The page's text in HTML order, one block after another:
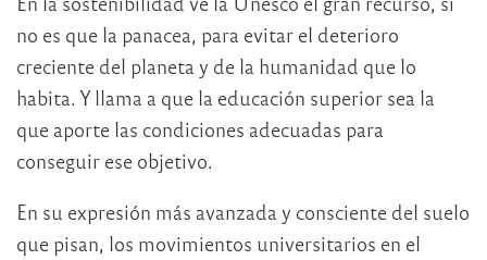
no es que la panacea, para evitar el deterioro
creciente del planeta y de la humanidad que lo
habita. Y llama a que la educación superior sea la
que aporte las condiciones adecuadas para
conseguir ese objetivo.
En su expresión más avanzada y consciente del suelo
que pisan, los movimientos universitarios en el